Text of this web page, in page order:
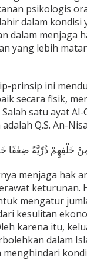
psikologis
dalam kondisi
dalam menjaga
yang lebih
prinsip ini
secara fisik,
satu ayat Al-
Q.S. An-
خَلْفِهِمْ ذُرِّيَّةً ضِعٰفًا
menjaga hak
keturunan.
mengatur
kesulitan
karena itu,
dalam